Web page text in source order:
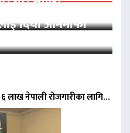
दियो आममाफी
लाख नेपाली रोजगारीका लागि…